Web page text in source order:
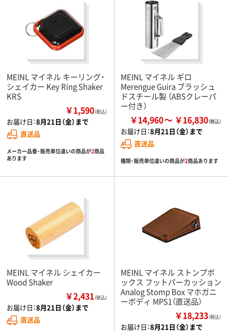
MEINL マイネル キーリング・
シェイカー Key Ring Shaker
KRS
￥1,590（税込）
お届け日：8月21日（金）まで
直送品
メーカー品番・販売単位違いの商品が2商品
あります
MEINL マイネル ギロ
Merengue Guira ブラッシュ
ドスチール製 （ABSクレーパ
ー付き）
￥14,960 ￥16,830
お届け日：8月21日（金）まで
直送品
種類・販売単位違いの商品が2商品あります
MEINL マイネル シェイカー
Wood Shaker
￥2,431（税込）
お届け日：8月21日（金）まで
直送品
MEINL マイネル ストンプボ
ックス フットパーカッション
Analog Stomp Box マホガニ
ーボディ MPS1（直送品）
￥18,233（税込）
お届け日：8月21日（金）まで